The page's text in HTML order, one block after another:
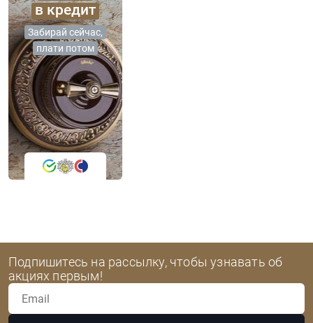
в кредит
Забирай сейчас,
плати потом
Подпишитесь на рассылку, чтобы узнавать об
акциях первым!